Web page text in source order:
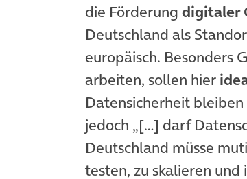
die Förderung digitaler
Deutschland als
europäisch. Besonders
arbeiten, sollen hier
Datensicherheit
jedoch „[…] darf
Deutschland müsse
testen, zu skalieren